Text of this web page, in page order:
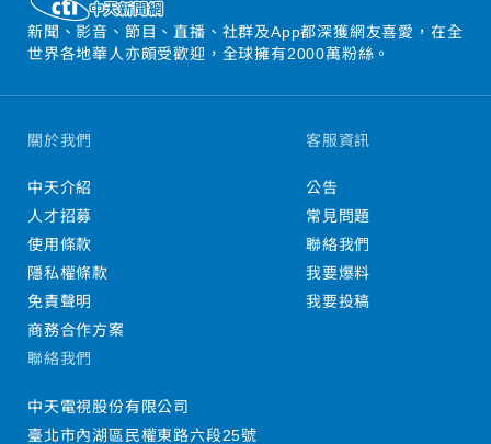
新聞、影音、節目、直播、社群及App都深獲網友喜愛，在全
世界各地華人亦頗受歡迎，全球擁有2000萬粉絲。
關於我們
中天介紹
人才招募
使用條款
隱私權條款
免責聲明
商務合作方案
客服資訊
公告
常見問題
聯絡我們
我要爆料
我要投稿
聯絡我們
中天電視股份有限公司
臺北市內湖區民權東路六段25號